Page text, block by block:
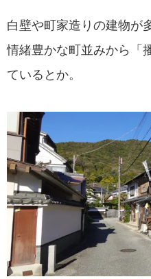
白壁や町家造りの建物が
情緒豊かな町並みから「
ているとか。